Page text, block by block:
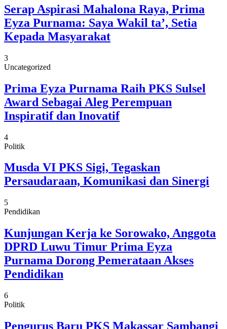
Serap Aspirasi Mahalona Raya, Prima
Eyza Purnama: Saya Wakil ta’, Setia
Kepada Masyarakat
3
Uncategorized
Prima Eyza Purnama Raih PKS Sulsel
Award Sebagai Aleg Perempuan
Inspiratif dan Inovatif
4
Politik
Musda VI PKS Sigi, Tegaskan
Persaudaraan, Komunikasi dan Sinergi
5
Pendidikan
Kunjungan Kerja ke Sorowako, Anggota
DPRD Luwu Timur Prima Eyza
Purnama Dorong Pemerataan Akses
Pendidikan
6
Politik
Pengurus Baru PKS Makassar Sambangi